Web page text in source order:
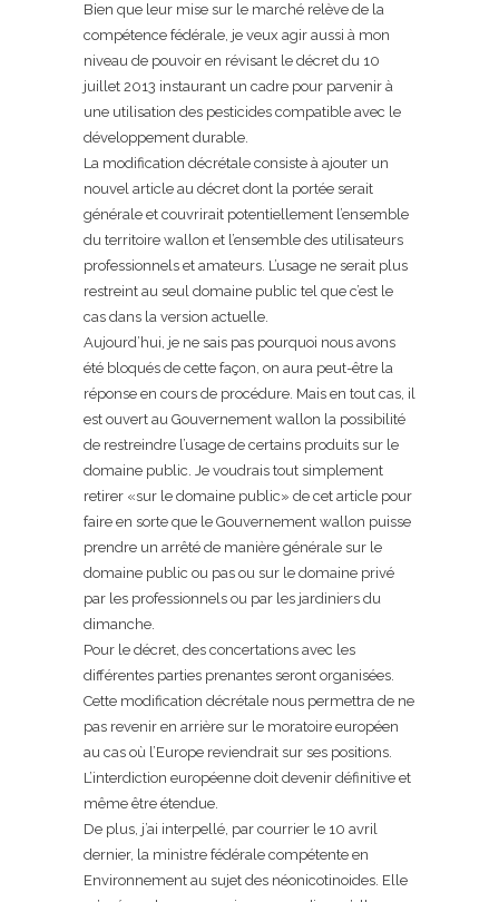
Bien que leur mise sur le marché relève de la
compétence fédérale, je veux agir aussi à mon
niveau de pouvoir en révisant le décret du 10
juillet 2013 instaurant un cadre pour parvenir à
une utilisation des pesticides compatible avec le
développement durable.
La modification décrétale consiste à ajouter un
nouvel article au décret dont la portée serait
générale et couvrirait potentiellement l’ensemble
du territoire wallon et l’ensemble des utilisateurs
professionnels et amateurs. L’usage ne serait plus
restreint au seul domaine public tel que c’est le
cas dans la version actuelle.
Aujourd’hui, je ne sais pas pourquoi nous avons
été bloqués de cette façon, on aura peut-être la
réponse en cours de procédure. Mais en tout cas, il
est ouvert au Gouvernement wallon la possibilité
de restreindre l’usage de certains produits sur le
domaine public. Je voudrais tout simplement
retirer «sur le domaine public» de cet article pour
faire en sorte que le Gouvernement wallon puisse
prendre un arrêté de manière générale sur le
domaine public ou pas ou sur le domaine privé
par les professionnels ou par les jardiniers du
dimanche.
Pour le décret, des concertations avec les
différentes parties prenantes seront organisées.
Cette modification décrétale nous permettra de ne
pas revenir en arrière sur le moratoire européen
au cas où l’Europe reviendrait sur ses positions.
L’interdiction européenne doit devenir définitive et
même être étendue.
De plus, j’ai interpellé, par courrier le 10 avril
dernier, la ministre fédérale compétente en
Environnement au sujet des néonicotinoides. Elle